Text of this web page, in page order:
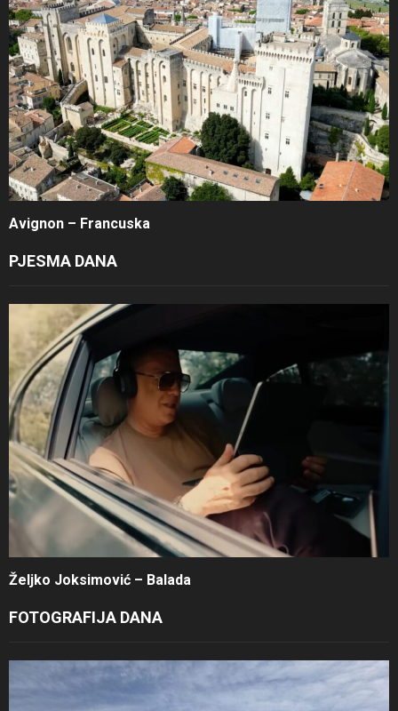
Avignon – Francuska
PJESMA DANA
Željko Joksimović – Balada
FOTOGRAFIJA DANA